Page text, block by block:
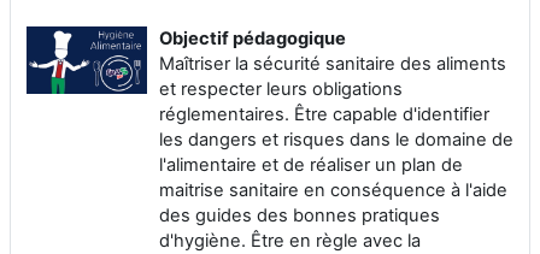
Objectif pédagogique
Maîtriser la sécurité sanitaire des aliments
et respecter leurs obligations
réglementaires. Être capable d'identifier
les dangers et risques dans le domaine de
l'alimentaire et de réaliser un plan de
maitrise sanitaire en conséquence à l'aide
des guides des bonnes pratiques
d'hygiène. Être en règle avec la